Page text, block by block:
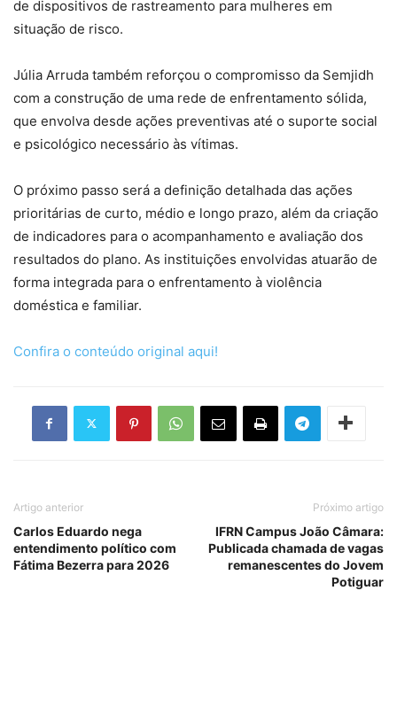
de dispositivos de rastreamento para mulheres em
situação de risco.
Júlia Arruda também reforçou o compromisso da Semjidh
com a construção de uma rede de enfrentamento sólida,
que envolva desde ações preventivas até o suporte social
e psicológico necessário às vítimas.
O próximo passo será a definição detalhada das ações
prioritárias de curto, médio e longo prazo, além da criação
de indicadores para o acompanhamento e avaliação dos
resultados do plano. As instituições envolvidas atuarão de
forma integrada para o enfrentamento à violência
doméstica e familiar.
Confira o conteúdo original aqui!
Artigo anterior
Carlos Eduardo nega
entendimento político com
Fátima Bezerra para 2026
Próximo artigo
IFRN Campus João Câmara:
Publicada chamada de vagas
remanescentes do Jovem
Potiguar